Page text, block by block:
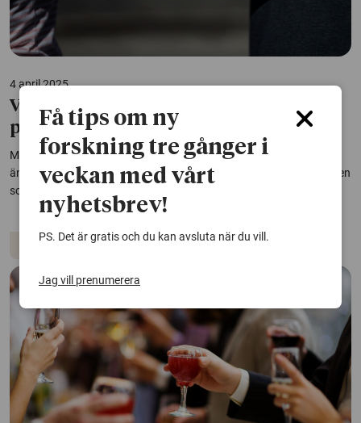
4 april 2025
Vissa drack mer alkohol under
pandemin
Många som mådde sämre psykiskt av pandemin drack mer alkohol
än de brukade. Samtidigt fanns det personer som mådde sämre men
som drack mindre,...
Alkohol Coronaviruset Psykisk hälsa
Få tips om ny
forskning tre gånger i
veckan med vårt
nyhetsbrev!
PS. Det är gratis och du kan avsluta när du vill.
Jag vill prenumerera